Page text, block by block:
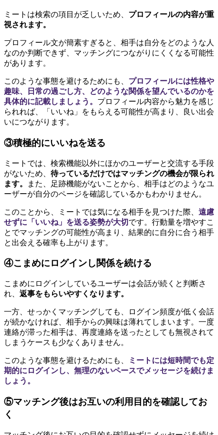
ミートは検索の項目が乏しいため、 プロフィールの内容が重
視されます。
プロフィール文が簡素すぎると、相手は自分をどのような人
なのか判断できず、マッチングにつながりにくくなる可能性
があります。
このような事態を避けるためにも、 プロフィールには性格や
趣味、日常の過ごし方、どのような関係を望んでいるのかを
具体的に記載しましょう。 プロフィール内容から魅力を感じ
られれば、「いいね」をもらえる可能性が高まり、良い出会
いにつながります。
③積極的にいいねを送る
ミートでは、検索機能以外にほかのユーザーと交流する手段
がないため、 待っているだけではマッチングの機会が限られ
ます。
また、足跡機能がないことから、相手はどのようなユ
ーザーが自分のページを確認しているかもわかりません。
このことから、ミートでは気になる相手を見つけた際、 遠慮
せずに「いいね」を送る姿勢が大切 です。行動量を増やすこ
とでマッチングの可能性が高まり、結果的に自分に合う相手
と出会える確率も上がります。
④こまめにログインし関係を続ける
こまめにログインしているユーザーは会話が続くと判断さ
れ、 返事をもらいやすくなります。
一方、せっかくマッチングしても、ログイン頻度が低く会話
が続かなければ、相手からの興味は薄れてしまいます。一度
連絡が滞った相手は、再度連絡を送ったとしても無視されて
しまうケースも少なくありません。
このような事態を避けるためにも、
ミートには短時間でも定
期的にログインし、無理のないペースでメッセージを続けま
しょう。
⑤マッチング後はお互いの利用目的を確認してお
く